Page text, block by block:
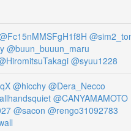
@buun_buuun_maru
@syuu1228
@hicchy @Dera_Necco
@CANYAMAMOTO
@sacon @rengo31092783